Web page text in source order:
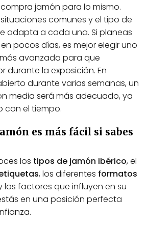
jamón para lo mismo.
comunes y el tipo de
adapta a cada una. Si planeas
pocos días, es mejor elegir uno
avanzada para que
durante la exposición. En
durante varias semanas, un
media será más adecuado, ya
con el tiempo.
es más fácil si sabes
los tipos de jamón ibérico, el
, los diferentes formatos
los factores que influyen en su
en una posición perfecta